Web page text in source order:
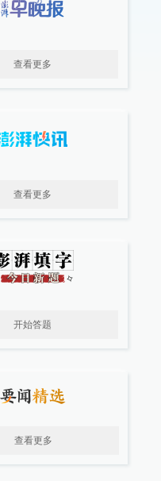
查看更多
查看更多
开始答题
查看更多